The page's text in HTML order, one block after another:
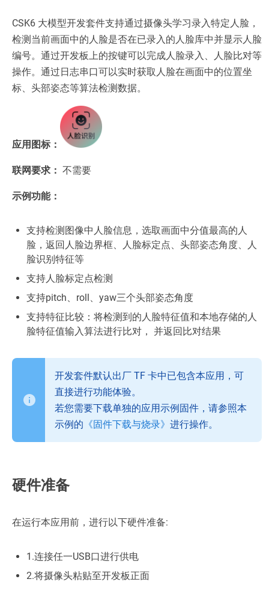
CSK6 大模型开发套件支持通过摄像头学习录入特定人脸，
检测当前画面中的人脸是否在已录入的人脸库中并显示人脸
编号。通过开发板上的按键可以完成人脸录入、人脸比对等
操作。通过日志串口可以实时获取人脸在画面中的位置坐
标、头部姿态等算法检测数据。
应用图标：
联网要求： 不需要
示例功能：
支持检测图像中人脸信息，选取画面中分值最高的人
脸，返回人脸边界框、人脸标定点、头部姿态角度、人
脸识别特征等
支持人脸标定点检测
支持pitch、roll、yaw三个头部姿态角度
支持特征比较：将检测到的人脸特征值和本地存储的人
脸特征值输入算法进行比对， 并返回比对结果
开发套件默认出厂 TF 卡中已包含本应用，可
直接进行功能体验。
若您需要下载单独的应用示例固件，请参照本
示例的 《固件下载与烧录》 进行操作。
硬件准备
在运行本应用前，进行以下硬件准备:
1.连接任一USB口进行供电
2.将摄像头粘贴至开发板正面